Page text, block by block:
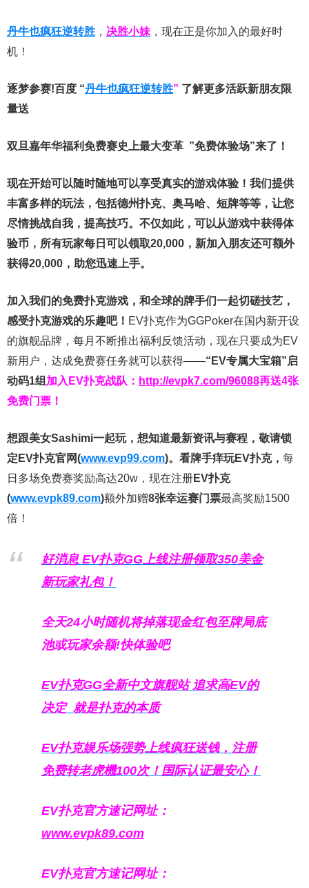
丹牛也疯狂逆转胜 ， 决胜小妹 ，现在正是你加入的最好时
机！
逐梦参赛!百度 “丹牛也疯狂逆转胜” 了解更多活跃新朋友限
量送
双旦嘉年华福利免费赛史上最大变革 ”免费体验场”来了！
现在开始可以随时随地可以享受真实的游戏体验！我们提供
丰富多样的玩法，包括德州扑克、奥马哈、短牌等等，让您
尽情挑战自我，提高技巧。不仅如此， 可以从游戏中获得体
验币，所有玩家每日可以领取20,000，新加入朋友还可额外
获得20,000，助您迅速上手。
加入我们的免费扑克游戏，和全球的牌手们一起切磋技艺，
感受扑克游戏的乐趣吧！ EV扑克作为GGPoker在国内新开设
的旗舰品牌，每月不断推出福利反馈活动，现在只要成为EV
新用户，达成免费赛任务就可以获得——“EV专属大宝箱”启
动码1组 加入EV扑克战队： http://evpk7.com/96088再送4张
免费门票！
想跟美女Sashimi一起玩， 想知道最新资讯与赛程， 敬请锁
定EV扑克官网(www.evp99.com)。 看牌手痒玩EV扑克， 每
日多场免费赛奖励高达20w，现在注册EV扑克
(www.evpk89.com)额外加赠8张幸运赛门票最高奖励1500
倍！
好消息 EV扑克GG上线注册领取350美金
新玩家礼包！
全天24小时随机将掉落现金红包至牌局底
池或玩家余额!快体验吧
EV扑克GG全新中文旗舰站追求高EV的
决定 就是扑克的本质
EV扑克娱乐场强势上线疯狂送钱，注册
免费转老虎機100次！国际认证最安心！
EV扑克官方速记网址：
www.evpk89.com
EV扑克官方速记网址：